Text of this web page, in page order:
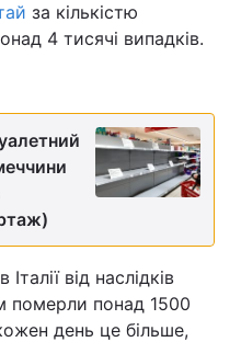
за кількістю
4 тисячі випадків.
від наслідків
померли понад 1500
день це більше,